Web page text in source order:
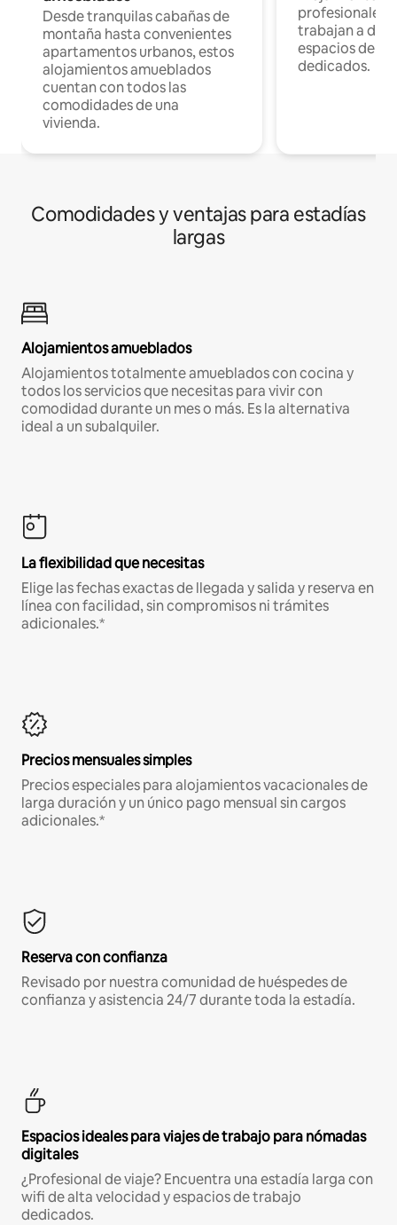
Desde tranquilas cabañas de
montaña hasta convenientes
apartamentos urbanos, estos
alojamientos amueblados
cuentan con todos las
comodidades de una
vivienda.
profesionales
trabajan a
espacios de
dedicados.
Comodidades y ventajas para estadías
largas
Alojamientos amueblados
Alojamientos totalmente amueblados con cocina y
todos los servicios que necesitas para vivir con
comodidad durante un mes o más. Es la alternativa
ideal a un subalquiler.
La flexibilidad que necesitas
Elige las fechas exactas de llegada y salida y reserva en
línea con facilidad, sin compromisos ni trámites
adicionales.*
Precios mensuales simples
Precios especiales para alojamientos vacacionales de
larga duración y un único pago mensual sin cargos
adicionales.*
Reserva con confianza
Revisado por nuestra comunidad de huéspedes de
confianza y asistencia 24/7 durante toda la estadía.
Espacios ideales para viajes de trabajo para nómadas
digitales
¿Profesional de viaje? Encuentra una estadía larga con
wifi de alta velocidad y espacios de trabajo
dedicados.